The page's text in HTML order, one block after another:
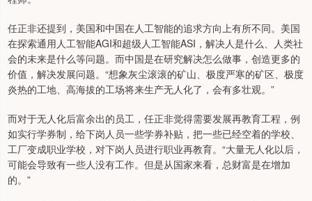
任正非还提到，美国和中国在人工智能的追求方向上有所不同。美国
在探索通用人工智能AGI和超级人工智能ASI，解决人是什么、人类社
会的未来是什么等问题。而中国是在研究解决怎么做事，创造更多的
价值，解决发展问题。“想象灰尘滚滚的矿山、极度严寒的矿区、极度
炎热的工地、高海拔的工场将来生产无人化了，会有多壮观。”
而对于无人化后富余出的员工，任正非觉得需要发展再教育工程，例
如实行学券制，给下岗人员一些学券补贴，把一些已经空着的学校、
工厂变成职业学校，对下岗人员进行职业再教育。“大量无人化以后，
可能会导致有一些人没有工作。但是从国家来看，总财富是在增加
的。”